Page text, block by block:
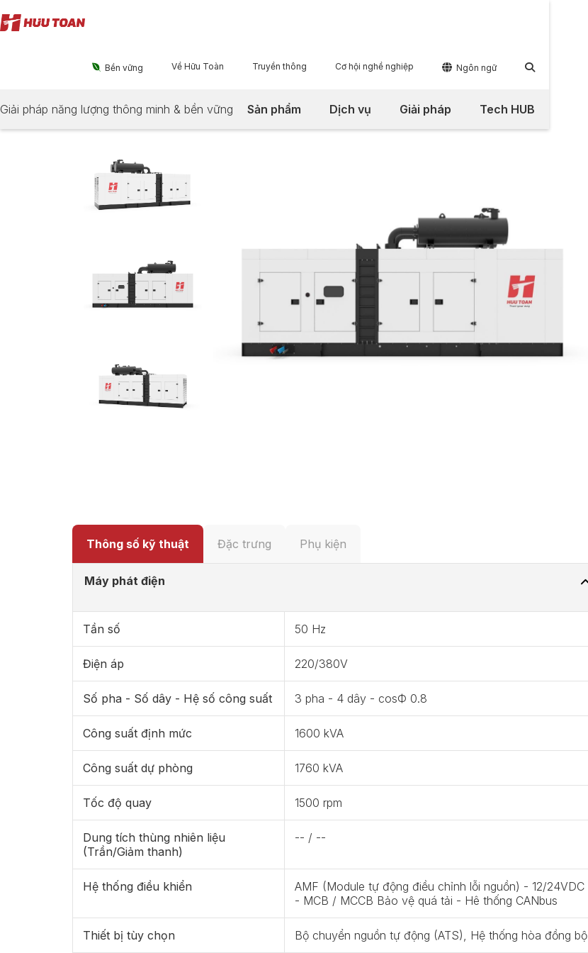
 Bền vững Về Hữu Toàn Truyền thông Cơ hội nghề nghiệp  Ngôn ngữ 
Sản phẩm Dịch vụ Giải pháp Tech HUB
Giải pháp năng lượng thông minh & bền vững
Thông số kỹ thuật Đặc trưng Phụ kiện
Máy phát điện
Tần số 50 Hz
Điện áp 220/380V
Số pha - Số dây - Hệ số công suất 3 pha - 4 dây - cosФ 0.8
Công suất định mức 1600 kVA
Công suất dự phòng 1760 kVA
Tốc độ quay 1500 rpm
Dung tích thùng nhiên liệu
(Trần/Giảm thanh)
-- / --
Hệ thống điều khiển
AMF (Module tự động điều chỉnh lỗi nguồn) - 12/24VDC
- MCB / MCCB Bảo vệ quá tải - Hê thống CANbus
Thiết bị tùy chọn Bộ chuyển nguồn tự động (ATS), Hệ thống hòa đồng bộ